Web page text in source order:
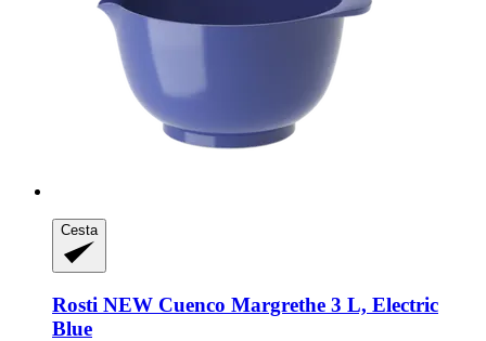
Cesta
Rosti NEW Cuenco Margrethe 3 L, Electric
Blue